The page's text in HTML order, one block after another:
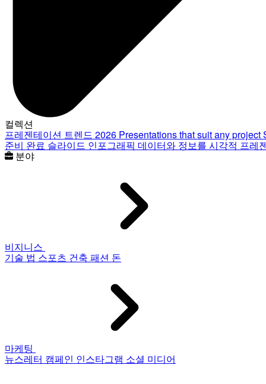
컬렉션
프레젠테이션 트렌드 2026 Presentations that suit any project
준비 완료 슬라이드 인포그래픽 데이터와 정보를 시각적 프레
분야
비지니스
기술 법 스포츠 건축 패션 돈
마케팅
뉴스레터 캠페인 인스타그램 소셜 미디어